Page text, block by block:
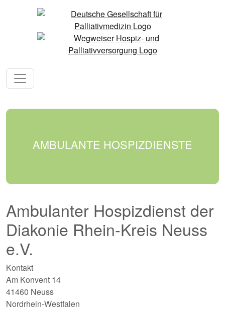
AMBULANTE HOSPIZDIENSTE
Ambulanter Hospizdienst der
Diakonie Rhein-Kreis Neuss
e.V.
Kontakt
Am Konvent 14
41460 Neuss
Nordrhein-Westfalen